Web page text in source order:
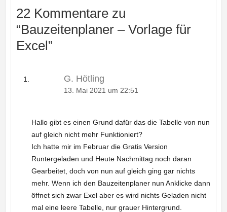
22 Kommentare zu
“Bauzeitenplaner – Vorlage für
Excel”
G. Hötling
13. Mai 2021 um 22:51
Hallo gibt es einen Grund dafür das die Tabelle von nun
auf gleich nicht mehr Funktioniert?
Ich hatte mir im Februar die Gratis Version
Runtergeladen und Heute Nachmittag noch daran
Gearbeitet, doch von nun auf gleich ging gar nichts
mehr. Wenn ich den Bauzeitenplaner nun Anklicke dann
öffnet sich zwar Exel aber es wird nichts Geladen nicht
mal eine leere Tabelle, nur grauer Hintergrund.